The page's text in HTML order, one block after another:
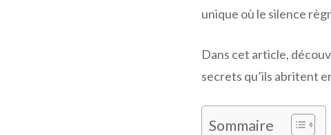
unique où le silence
Dans cet article,
secrets qu’ils abritent
Sommaire